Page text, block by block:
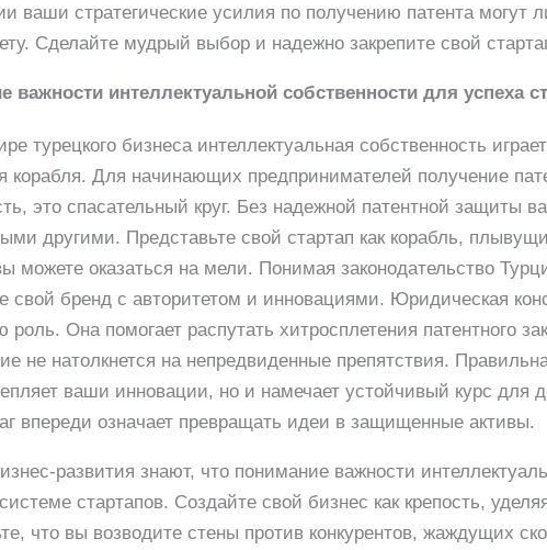
ваши стратегические усилия по получению патента
Сделайте мудрый выбор и надежно закрепите свой
важности интеллектуальной собственности для успеха
турецкого бизнеса интеллектуальная собственность
корабля. Для начинающих предпринимателей получение
это спасательный круг. Без надежной патентной защиты
другими. Представьте свой стартап как корабль,
можете оказаться на мели. Понимая законодательство
свой бренд с авторитетом и инновациями. Юридическая
Она помогает распутать хитросплетения патентного
не натолкнется на непредвиденные препятствия.
ваши инновации, но и намечает устойчивый курс для
впереди означает превращать идеи в защищенные активы.
развития знают, что понимание важности
стартапов. Создайте свой бизнес как крепость,
что вы возводите стены против конкурентов, жаждущих